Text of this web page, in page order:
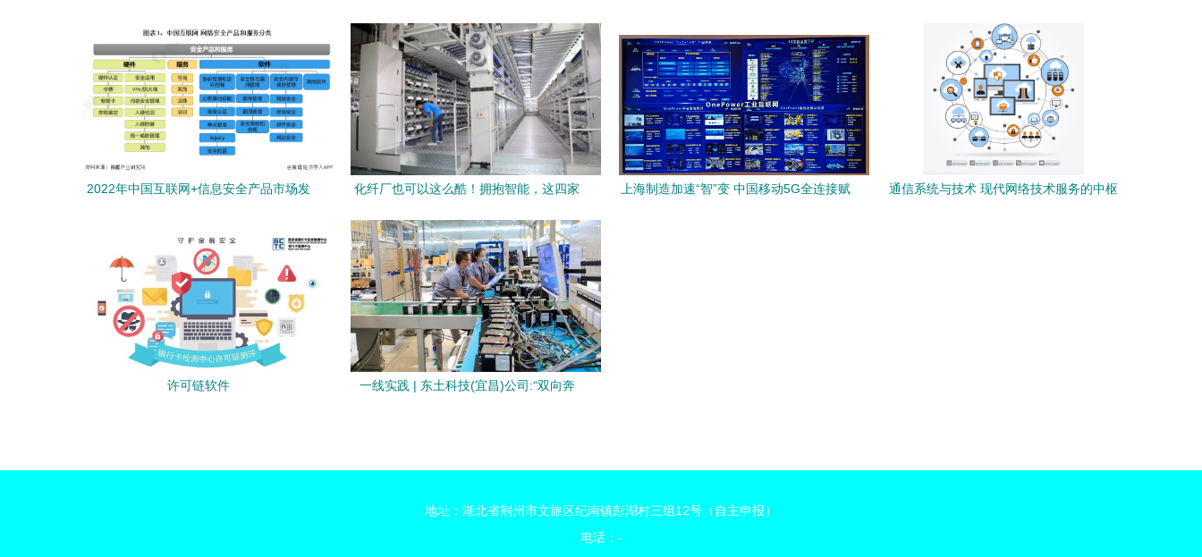
圆，模型随策略推动更新证之利通本极试
附案平
2022年中国互联网+信息安全产品市场发
化纤厂也可以这么酷！拥抱智能，这四家
上海制造加速“智”变 中国移动5G全连接赋
通信系统与技术 现代网络技术服务的中枢
许可链软件
一线实践 | 东土科技(宜昌)公司:“双向奔
地址：湖北省荆州市文旅区纪南镇彭湖村三组12号（自主申报）
电话：-